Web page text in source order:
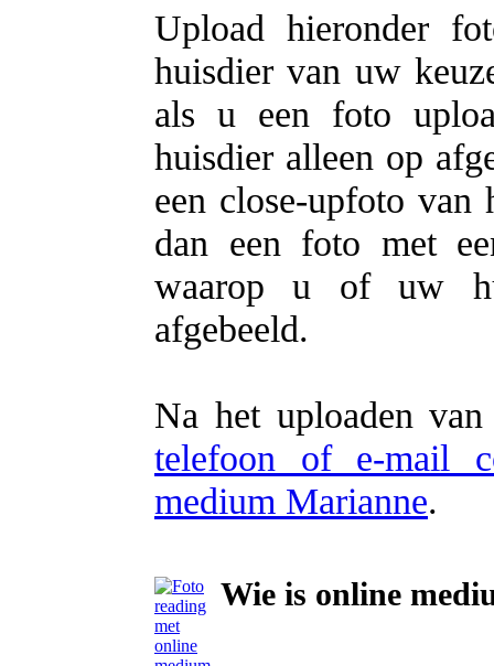
Upload hieronder
huisdier van uw
als u een foto
huisdier alleen op
een close-upfoto van
dan een foto met
waarop u of uw
afgebeeld.
Na het uploaden
telefoon of e-mail
medium Marianne.
Wie is online